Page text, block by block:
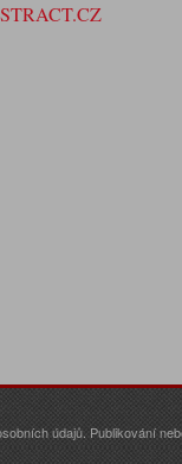
údajů. Publikování